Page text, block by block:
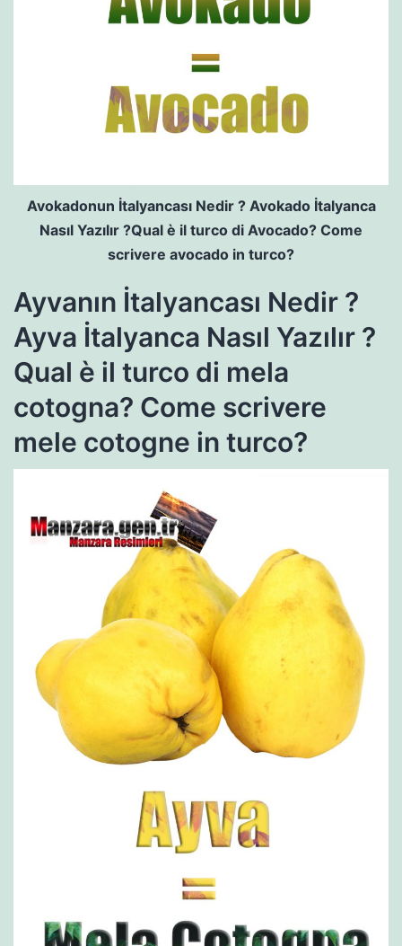
Avokadonun İtalyancası Nedir ? Avokado İtalyanca
Nasıl Yazılır ?Qual è il turco di Avocado? Come
scrivere avocado in turco?
Ayvanın İtalyancası Nedir ?
Ayva İtalyanca Nasıl Yazılır ?
Qual è il turco di mela
cotogna? Come scrivere
mele cotogne in turco?